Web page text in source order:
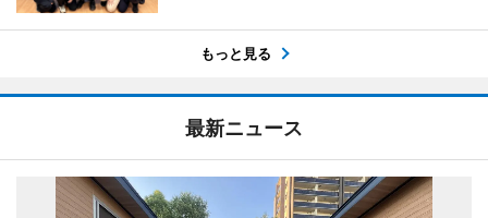
もっと見る
最新ニュース